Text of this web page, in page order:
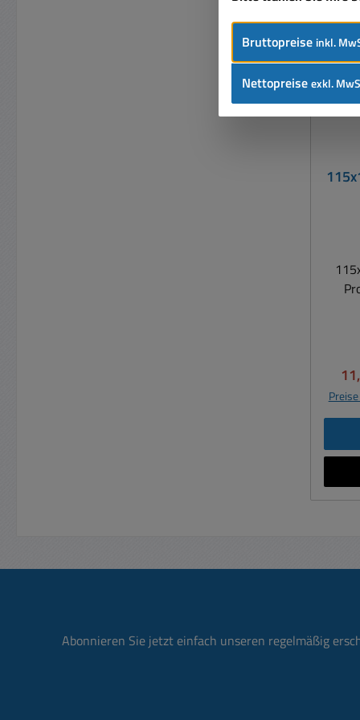
die
Abonnieren Sie jetzt einfach unseren regelmäßig
Bruttopreise inkl.
Nettopreiseexkl.